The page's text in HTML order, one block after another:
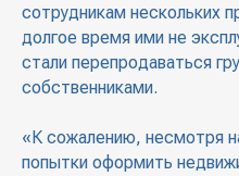
сотрудникам нескольких
долгое время ими не
стали перепродаваться
собственниками.
«К сожалению, несмотря
попытки оформить